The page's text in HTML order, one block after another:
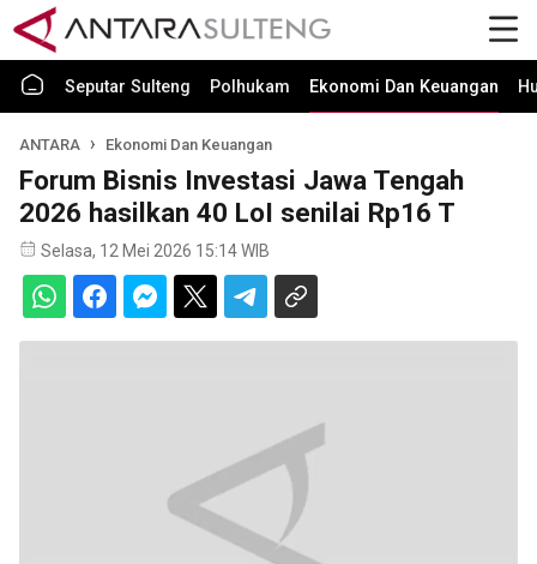
Seputar Sulteng Polhukam Ekonomi Dan Keuangan
ANTARA Ekonomi Dan Keuangan
Forum Bisnis Investasi Jawa Tengah
2026 hasilkan 40 LoI senilai Rp16 T
Selasa, 12 Mei 2026 15:14 WIB